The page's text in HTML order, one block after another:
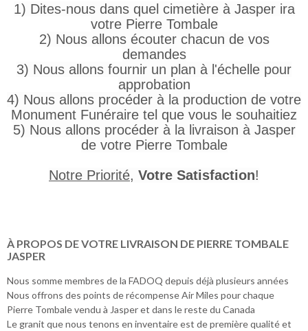
1) Dites-nous dans quel cimetière à Jasper ira
votre Pierre Tombale
2) Nous allons écouter chacun de vos
demandes
3) Nous allons fournir un plan à l'échelle pour
approbation
4) Nous allons procéder à la production de votre
Monument Funéraire tel que vous le souhaitiez
5) Nous allons procéder à la livraison à Jasper
de votre Pierre Tombale
Notre Priorité, Votre Satisfaction!
À PROPOS DE VOTRE LIVRAISON DE PIERRE TOMBALE
JASPER
Nous somme membres de la FADOQ depuis déjà plusieurs années
Nous offrons des points de récompense Air Miles pour chaque
Pierre Tombale vendu à Jasper et dans le reste du Canada
Le granit que nous tenons en inventaire est de première qualité et